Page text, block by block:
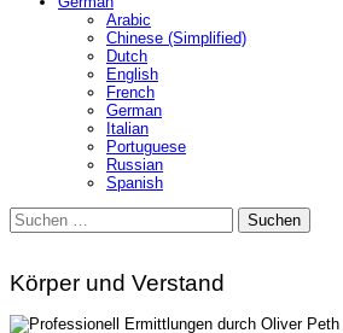
Arabic
Chinese (Simplified)
Dutch
English
French
German
Italian
Portuguese
Russian
Spanish
Suchen
nach:
Körper und Verstand